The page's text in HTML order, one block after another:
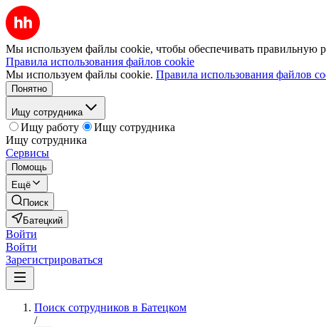
Мы используем файлы cookie, чтобы обеспечивать правильную
Правила использования файлов cookie
Мы используем файлы cookie. Правила использования файлов
Понятно
Ищу сотрудника
Ищу работу
Ищу сотрудника
Ищу сотрудника
Сервисы
Помощь
Ещё
Поиск
Батецкий
Войти
Войти
Зарегистрироваться
Поиск сотрудников в Батецком
/